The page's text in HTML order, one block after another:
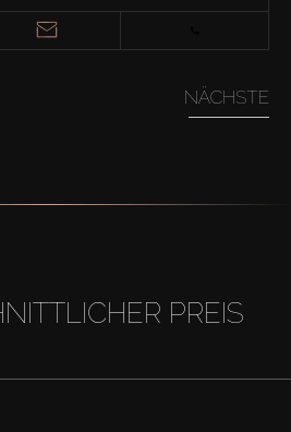
NÄCHSTE
PREIS